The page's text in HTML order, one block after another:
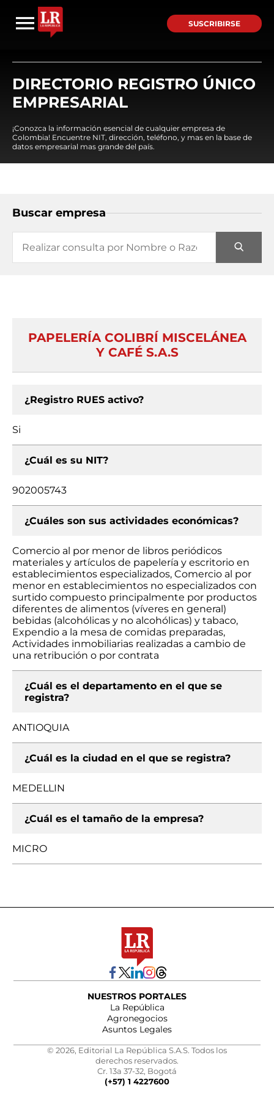
SUSCRIBIRSE
DIRECTORIO REGISTRO ÚNICO
EMPRESARIAL
¡Conozca la información esencial de cualquier empresa de
Colombia! Encuentre NIT, dirección, teléfono, y mas en la base de
datos empresarial mas grande del país.
Buscar empresa
PAPELERÍA COLIBRÍ MISCELÁNEA
Y CAFÉ S.A.S
¿Registro RUES activo?
Si
¿Cuál es su NIT?
902005743
¿Cuáles son sus actividades económicas?
Comercio al por menor de libros periódicos
materiales y artículos de papelería y escritorio en
establecimientos especializados, Comercio al por
menor en establecimientos no especializados con
surtido compuesto principalmente por productos
diferentes de alimentos (víveres en general)
bebidas (alcohólicas y no alcohólicas) y tabaco,
Expendio a la mesa de comidas preparadas,
Actividades inmobiliarias realizadas a cambio de
una retribución o por contrata
¿Cuál es el departamento en el que se
registra?
ANTIOQUIA
¿Cuál es la ciudad en el que se registra?
MEDELLIN
¿Cuál es el tamaño de la empresa?
MICRO
NUESTROS PORTALES
La República
Agronegocios
Asuntos Legales
© 2026, Editorial La República S.A.S. Todos los
derechos reservados.
Cr. 13a 37-32, Bogotá
(+57) 1 4227600